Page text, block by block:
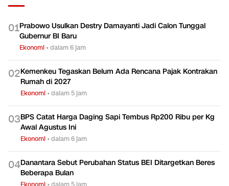
01Prabowo Usulkan Destry Damayanti Jadi Calon Tunggal
Gubernur BI Baru
Ekonomi •dalam 6 jam
02Kemenkeu Tegaskan Belum Ada Rencana Pajak Kontrakan
Rumah di 2027
Ekonomi •dalam 5 jam
03BPS Catat Harga Daging Sapi Tembus Rp200 Ribu per Kg
Awal Agustus Ini
Ekonomi •dalam 6 jam
04Danantara Sebut Perubahan Status BEI Ditargetkan Beres
Beberapa Bulan
Ekonomi •dalam 5 jam